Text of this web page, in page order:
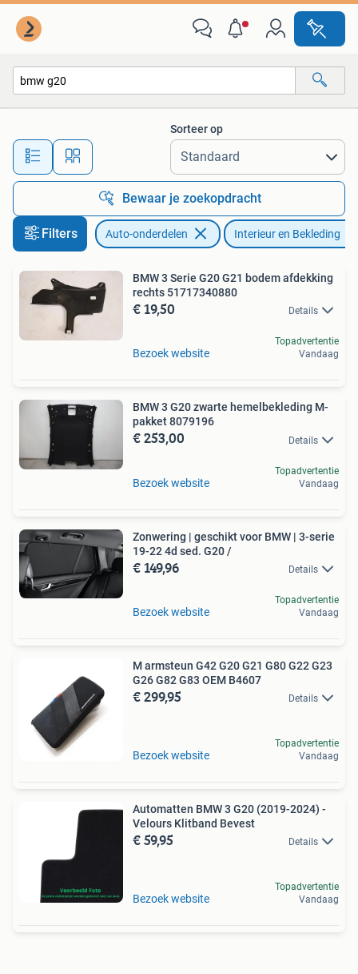
Alle afstanden…
Sorteer op
Bewaar je zoekopdracht
Filters Auto-onderdelen Interieur en Bekleding
BMW 3 Serie G20 G21 bodem afdekking
rechts 51717340880
€ 19,50 Details
Bezoek website
Topadvertentie
Vandaag
BMW 3 G20 zwarte hemelbekleding M-
pakket 8079196
€ 253,00 Details
Bezoek website
Topadvertentie
Vandaag
Zonwering | geschikt voor BMW | 3-serie
19-22 4d sed. G20 /
€ 149,96 Details
Bezoek website
Topadvertentie
Vandaag
M armsteun G42 G20 G21 G80 G22 G23
G26 G82 G83 OEM B4607
€ 299,95 Details
Bezoek website
Topadvertentie
Vandaag
Automatten BMW 3 G20 (2019-2024) -
Velours Klitband Bevest
€ 59,95 Details
Bezoek website
Topadvertentie
Vandaag